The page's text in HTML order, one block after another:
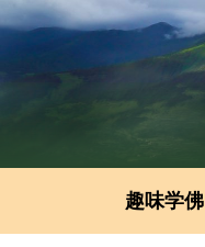
趣味学佛